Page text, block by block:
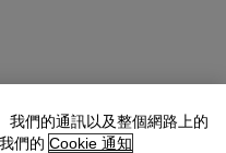
我們的通訊以及整個網路上的
們的 Cookie 通知